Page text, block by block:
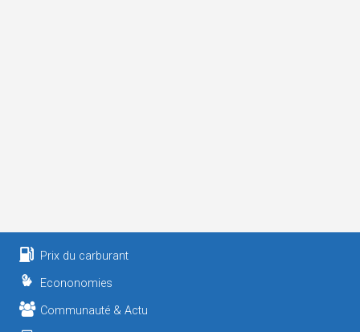
Prix du carburant
Econonomies
Communauté & Actu